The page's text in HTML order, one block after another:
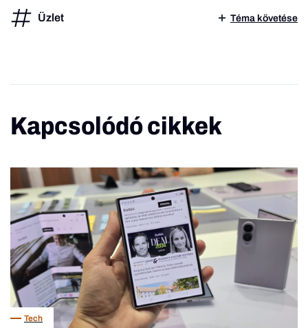
Üzlet Téma követése
Kapcsolódó cikkek
Tech